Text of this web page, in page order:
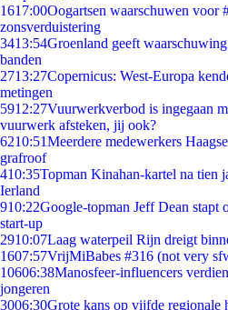
1617:00Oogartsen waarschuwen voor
zonsverduistering
3413:54Groenland geeft
banden
2713:27Copernicus: West-Europa
metingen
5912:27Vuurwerkverbod is ingegaan
vuurwerk afsteken, jij ook?
6210:51Meerdere medewerkers
grafroof
410:35Topman Kinahan-kartel na tien
Ierland
910:22Google-topman Jeff Dean stapt
start-up
2910:07Laag waterpeil Rijn dreigt
1607:57VrijMiBabes #316 (not very
10606:38Manosfeer-influencers
jongeren
3006:30Grote kans op vijfde regionale